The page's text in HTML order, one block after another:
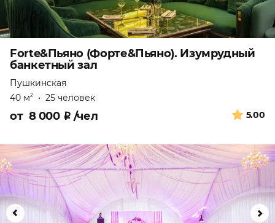
Forte&Пьяно (Форте&Пьяно). Изумрудный
банкетный зал
Пушкинская
40 м2 • 25 человек
5.00
от 8 000 ₽ /чел